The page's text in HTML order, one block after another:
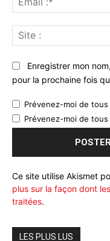
Enregistrer mon
pour la prochaine fois
Prévenez-moi de
Prévenez-moi de
Ce site utilise Akismet
plus sur la façon dont
traitées.
LES PLUS LUS